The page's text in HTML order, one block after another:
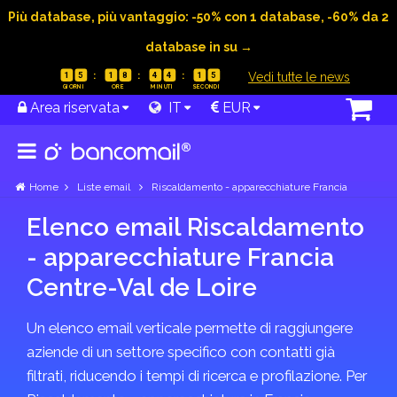
Più database, più vantaggio: -50% con 1 database, -60% da 2
database in su →
1 5 1 8 4 4 1 5 Vedi tutte le news
Area riservata IT EUR
Home Liste email Riscaldamento - apparecchiature Francia
Elenco email Riscaldamento
- apparecchiature Francia
Centre-Val de Loire
Un elenco email verticale permette di raggiungere
aziende di un settore specifico con contatti già
filtrati, riducendo i tempi di ricerca e profilazione. Per